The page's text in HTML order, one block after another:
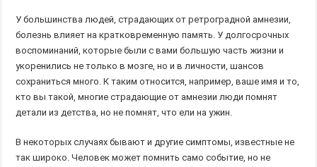
У большинства людей, страдающих от ретроградной амнезии,
болезнь влияет на кратковременную память. У долгосрочных
воспоминаний, которые были с вами большую часть жизни и
укоренились не только в мозге, но и в личности, шансов
сохраниться много. К таким относится, например, ваше имя и то,
кто вы такой, многие страдающие от амнезии люди помнят
детали из детства, но не помнят, что ели на ужин.
В некоторых случаях бывают и другие симптомы, известные не
так широко. Человек может помнить само событие, но не